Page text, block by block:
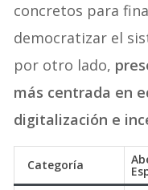
concretos para
democratizar el
por otro lado,
más centrada en
digitalización e
Categoría